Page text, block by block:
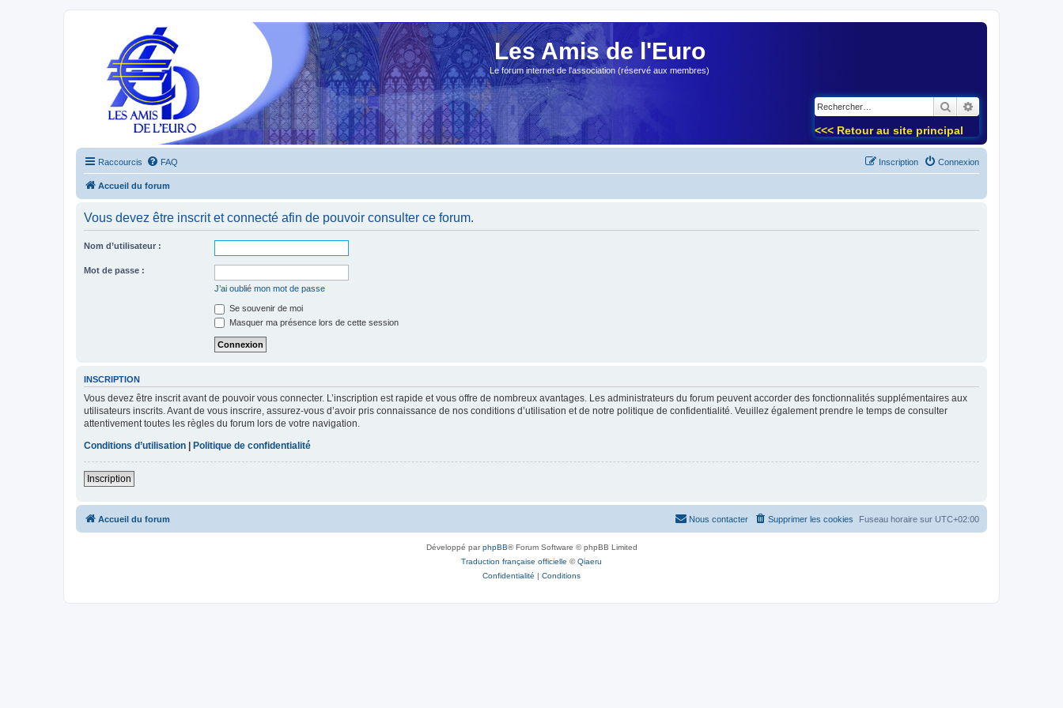
Les Amis de l'Euro
Le forum internet de l'association (réservé aux membres)
Rechercher
<<< Retour au site principal
Raccourcis FAQ Connexion
Inscription
Accueil du forum
Vous devez être inscrit et connecté afin de pouvoir consulter ce forum.
Nom d’utilisateur :
Mot de passe :
J’ai oublié mon mot de passe
Se souvenir de moi
Masquer ma présence lors de cette session
INSCRIPTION
Vous devez être inscrit avant de pouvoir vous connecter. L’inscription est rapide et vous offre de nombreux avantages. Les administrateurs du forum peuvent accorder des fonctionnalités supplémentaires aux
utilisateurs inscrits. Avant de vous inscrire, assurez-vous d’avoir pris connaissance de nos conditions d’utilisation et de notre politique de confidentialité. Veuillez également prendre le temps de consulter
attentivement toutes les règles du forum lors de votre navigation.
Conditions d’utilisation | Politique de confidentialité
Inscription
Accueil du forum Fuseau horaire sur UTC+02:00
Supprimer les cookies
Nous contacter
Développé parphpBB® Forum Software © phpBB Limited
Traduction française officielle ©Qiaeru
Confidentialité | Conditions